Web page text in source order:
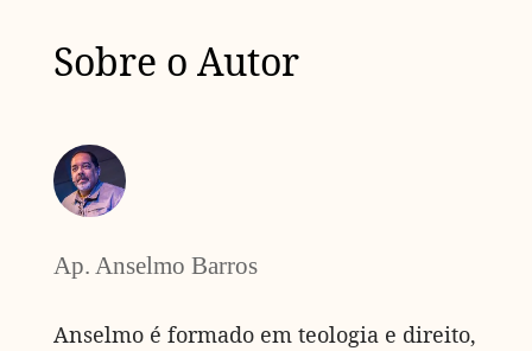
Sobre o Autor
Ap. Anselmo Barros
Anselmo é formado em teologia e direito,